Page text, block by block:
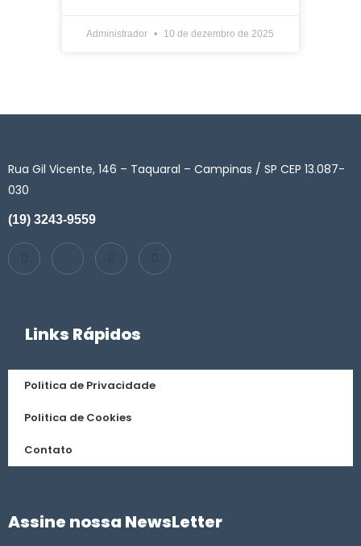
Administrador 10 de dezembro de 2025
Rua Gil Vicente, 146 – Taquaral – Campinas / SP CEP 13.087-
030
(19) 3243-9559
Links Rápidos
Politica de Privacidade
Politica de Cookies
Contato
Assine nossa NewsLetter